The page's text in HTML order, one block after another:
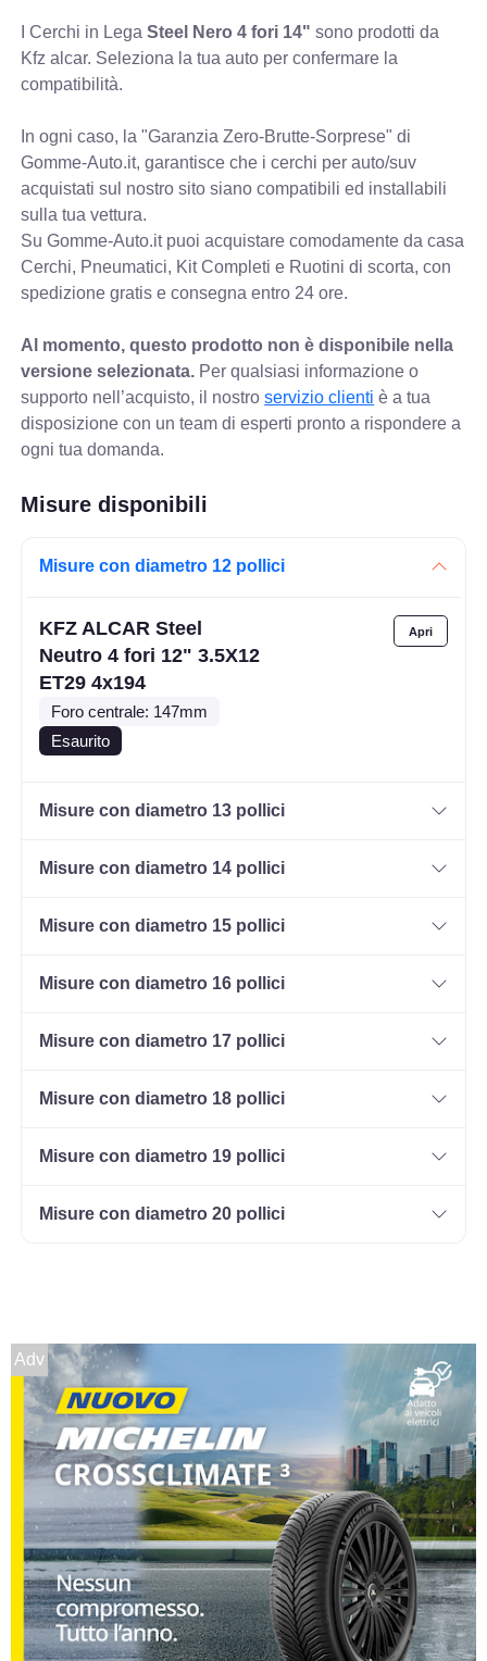
I Cerchi in LegaSteel Nero 4 fori 14" sono prodotti da
Kfz alcar. Seleziona la tua auto per confermare la
compatibilità.
In ogni caso, la "Garanzia Zero-Brutte-Sorprese" di
Gomme-Auto.it, garantisce che i cerchi per auto/suv
acquistati sul nostro sito siano compatibili ed installabili
sulla tua vettura.
Su Gomme-Auto.it puoi acquistare comodamente da casa
Cerchi, Pneumatici, Kit Completi e Ruotini di scorta, con
spedizione gratis e consegna entro 24 ore.
Al momento, questo prodotto non è disponibile nella
versione selezionata. Per qualsiasi informazione o
supporto nell’acquisto, il nostroservizio clienti è a tua
disposizione con un team di esperti pronto a rispondere a
ogni tua domanda.
Misure disponibili
Misure con diametro 12 pollici
KFZ ALCAR Steel
Neutro 4 fori 12" 3.5X12
ET29 4x194
Foro centrale: 147mm
Esaurito
Misure con diametro 13 pollici
Misure con diametro 14 pollici
Misure con diametro 15 pollici
Misure con diametro 16 pollici
Misure con diametro 17 pollici
Misure con diametro 18 pollici
Misure con diametro 19 pollici
Misure con diametro 20 pollici
Adv